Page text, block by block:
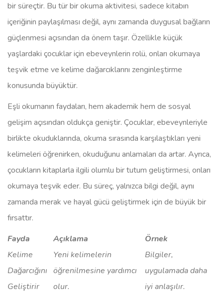
bir süreçtir. Bu tür bir okuma aktivitesi, sadece kitabın
içeriğinin paylaşılması değil, aynı zamanda duygusal bağların
güçlenmesi açısından da önem taşır. Özellikle küçük
yaşlardaki çocuklar için ebeveynlerin rolü, onları okumaya
teşvik etme ve kelime dağarcıklarını zenginleştirme
konusunda büyüktür.
Eşli okumanın faydaları, hem akademik hem de sosyal
gelişim açısından oldukça geniştir. Çocuklar, ebeveynleriyle
birlikte okuduklarında, okuma sırasında karşılaştıkları yeni
kelimeleri öğrenirken, okuduğunu anlamaları da artar. Ayrıca,
çocukların kitaplarla ilgili olumlu bir tutum geliştirmesi, onları
okumaya teşvik eder. Bu süreç, yalnızca bilgi değil, aynı
zamanda merak ve hayal gücü geliştirmek için de büyük bir
fırsattır.
Fayda
Açıklama
Örnek
Kelime
Dağarcığını
Geliştirir
Yeni kelimelerin
öğrenilmesine yardımcı
olur.
Bilgiler,
uygulamada daha
iyi anlaşılır.